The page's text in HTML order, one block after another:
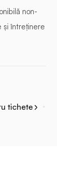
non-
și întreținere
tichete